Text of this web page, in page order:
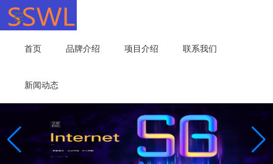
首页 品牌介绍 项目介绍 联系我们
新闻动态